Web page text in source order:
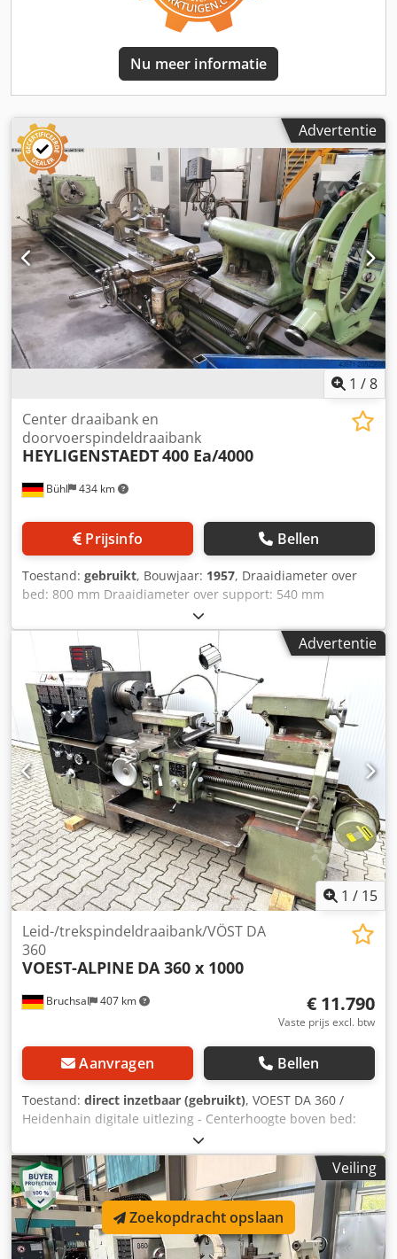
Nu meer informatie
Advertentie
1 /8
Bühl 434 km
Center draaibank en
doorvoerspindeldraaibank
HEYLIGENSTAEDT400 Ea/4000
Prijsinfo Bellen
Toestand: gebruikt, Bouwjaar: 1957, Draaidiameter over
bed: 800 mm Draaidiameter over support: 540 mm
Draailengte: 4000 mm Spitshoogte: 400 mm Spitsafstand:
4000 mm Toerental hoofdspil: 9 - 1140 omw/min
Spildoorlaat: 96 mm Dedpfx Afoxwp Ehe Uokr
Machinegewicht ca.: 8,5 t Afmetingen van de machine (L x
B x H): 7,0 x 1,70 x 1,70 m - met brug - Accessoires:
FORKARDT 3-klauwplaat 400 mm, 4-klauwplaat 500 mm,
vlakplaat 800 mm, digitale uitlezing op X- en Z-as (ACU-
RITE), MULTIFIX-kop met diverse inzetstukken, 2 vaste
lunetten, 1 middelste lunette, middenspit, koelinrichting
Advertentie
1 / 15
Bruchsal 407 km
Leid-/trekspindeldraaibank/VÖST DA
360
VOEST-ALPINE DA 360 x 1000
€ 11.790
Vaste prijs excl. btw
Aanvragen Bellen
Toestand: direct inzetbaar (gebruikt), VOEST DA 360 /
Heidenhain digitale uitlezing - Centerhoogte boven bed:
400 mm - Draaidoorsnede boven bed: 800 mm -
Draaidoorsnede boven support: 500 mm - Draailengte:
1000 mm - Staafdoorlaat: ca. 87 mm - Toerentalbereik: 14 -
1000 tpm / 18 snelheden - Automatische langs- en
vlakvoedingen - Automatische snelgang Z-as - Center met
opname MK 5 Dkjdjza Dh Rspfx Af Uor - Klauwplaat met
spiebanen: 250 mm - Multifix basis-houder met
Veiling
Zoekopdracht opslaan